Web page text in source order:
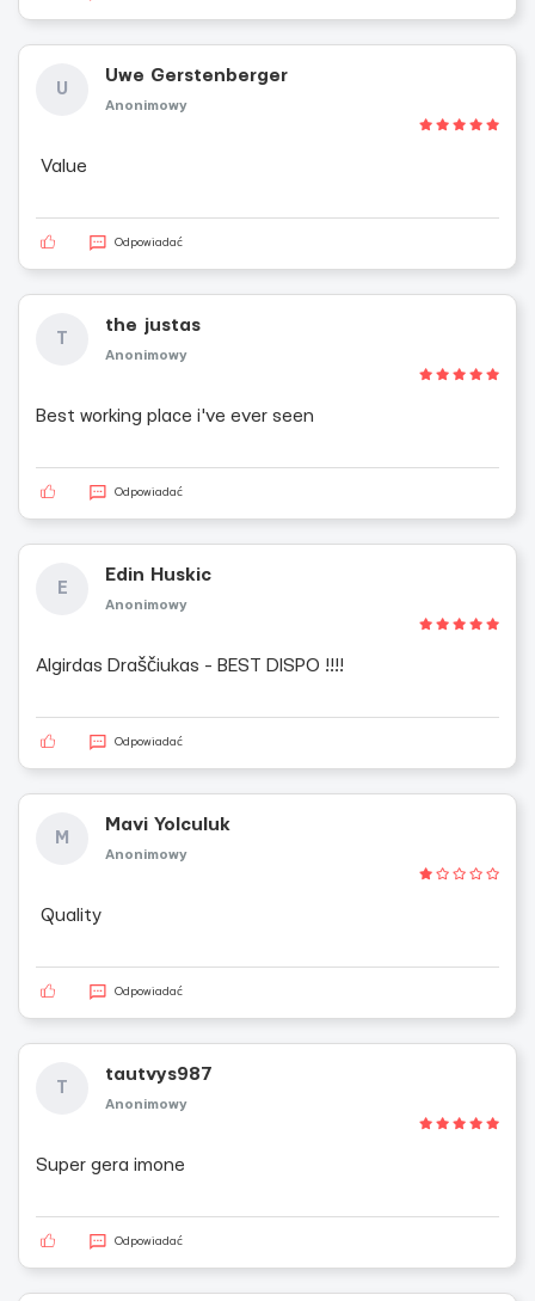
U
Uwe Gerstenberger
Anonimowy
Value
Odpowiadać
T
the justas
Anonimowy
Best working place i've ever seen
Odpowiadać
E
Edin Huskic
Anonimowy
Algirdas Draščiukas - BEST DISPO !!!!
Odpowiadać
M
Mavi Yolculuk
Anonimowy
Quality
Odpowiadać
T
tautvys987
Anonimowy
Super gera imone
Odpowiadać